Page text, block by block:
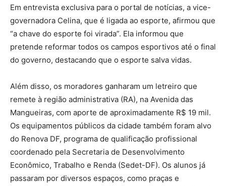
Em entrevista exclusiva para o portal de notícias, a vice-
governadora Celina, que é ligada ao esporte, afirmou que
“a chave do esporte foi virada”. Ela informou que
pretende reformar todos os campos esportivos até o final
do governo, destacando que o esporte salva vidas.
Além disso, os moradores ganharam um letreiro que
remete à região administrativa (RA), na Avenida das
Mangueiras, com aporte de aproximadamente R$ 19 mil.
Os equipamentos públicos da cidade também foram alvo
do Renova DF, programa de qualificação profissional
coordenado pela Secretaria de Desenvolvimento
Econômico, Trabalho e Renda (Sedet-DF). Os alunos já
passaram por diversos espaços, como praças e